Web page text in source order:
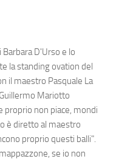
D'Urso e lo
la standing ovation del
il maestro Pasquale La
Mariotto
proprio non piace, mondi
è diretto al maestro
proprio questi balli".
se io non